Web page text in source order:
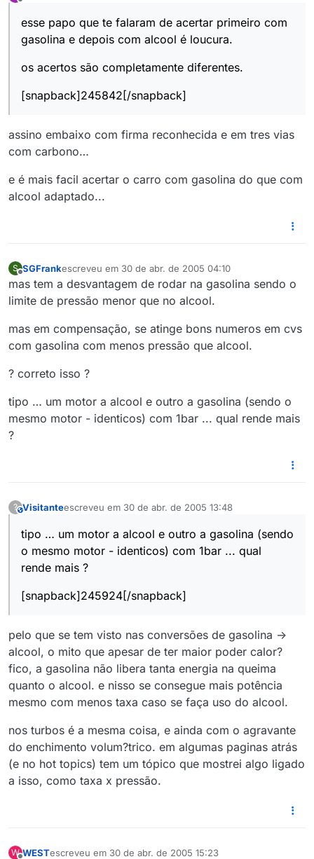
esse papo que te falaram de acertar primeiro com
gasolina e depois com alcool é loucura.
os acertos são completamente diferentes.
[snapback]245842[/snapback]
assino embaixo com firma reconhecida e em tres vias
com carbono…
e é mais facil acertar o carro com gasolina do que com
alcool adaptado...
S
Offline
SGFrankescreveu em 30 de abr. de 2005 04:10
última edição por
mas tem a desvantagem de rodar na gasolina sendo o
limite de pressão menor que no alcool.
mas em compensação, se atinge bons numeros em cvs
com gasolina com menos pressão que alcool.
? correto isso ?
tipo … um motor a alcool e outro a gasolina (sendo o
mesmo motor - identicos) com 1bar ... qual rende mais
?
?This user is from outside of this forum
Visitanteescreveu em 30 de abr. de 2005 13:48
última edição por
tipo … um motor a alcool e outro a gasolina (sendo
o mesmo motor - identicos) com 1bar ... qual
rende mais ?
[snapback]245924[/snapback]
pelo que se tem visto nas conversões de gasolina ->
alcool, o mito que apesar de ter maior poder calor?
fico, a gasolina não libera tanta energia na queima
quanto o alcool. e nisso se consegue mais potência
mesmo com menos taxa caso se faça uso do alcool.
nos turbos é a mesma coisa, e ainda com o agravante
do enchimento volum?trico. em algumas paginas atrás
(e no hot topics) tem um tópico que mostrei algo ligado
a isso, como taxa x pressão.
W WESTescreveu em 30 de abr. de 2005 15:23